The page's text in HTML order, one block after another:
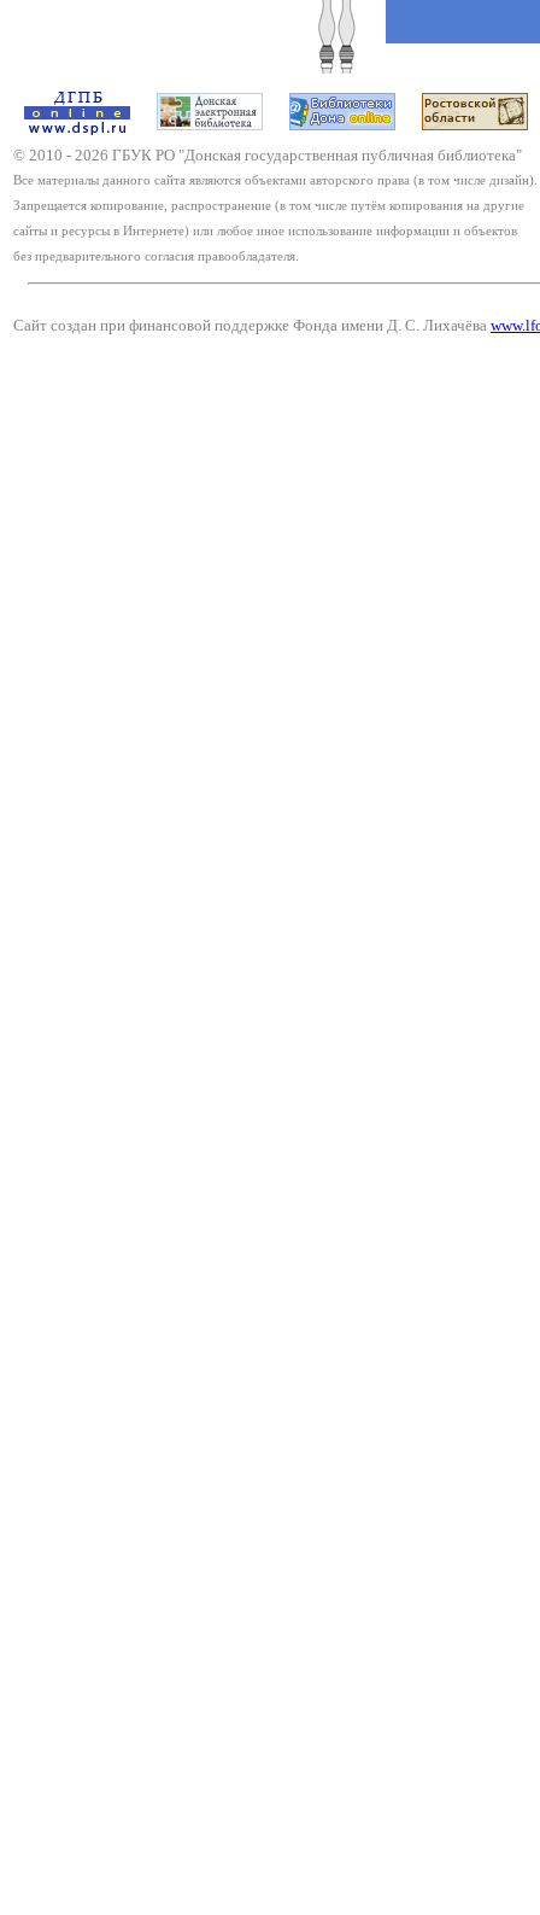
© 2010 - 2026 ГБУК РО "Донская государственная публичная библиотека"
Все материалы данного сайта являются объектами авторского права (в том числе дизайн).
Запрещается копирование, распространение (в том числе путём копирования на другие
сайты и ресурсы в Интернете) или любое иное использование информации и объектов
без предварительного согласия правообладателя.
Сайт создан при финансовой поддержке Фонда имени Д. С. Лихачёва